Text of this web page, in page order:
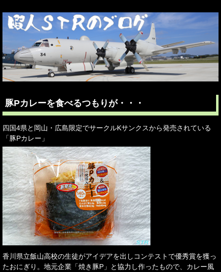
豚Pカレーを食べるつもりが・・・
四国4県と岡山・広島限定でサークルKサンクスから発売されている
「豚Pカレー」
香川県立飯山高校の生徒がアイデアを出しコンテストで優秀賞を獲っ
たおにぎり。地元企業「焼き豚P」と協力し作ったもので、カレー風